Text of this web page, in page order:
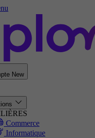
New
Commerce
Informatique